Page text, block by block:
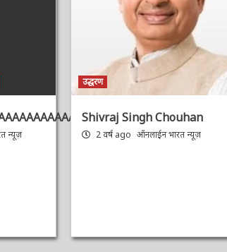
न्यूज़
उद्धरण
Shivraj Singh Chouhan
2 वर्ष ago ऑनलाईन भारत न्यूज़